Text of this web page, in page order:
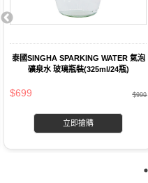
泰國SINGHA SPARKING WATER 氣泡
礦泉水 玻璃瓶裝(325ml/24瓶)
$699 $999
立即搶購